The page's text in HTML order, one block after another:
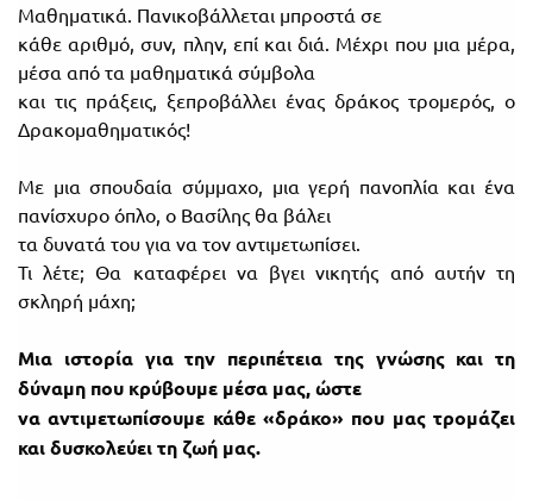
Μαθηματικά. Πανικοβάλλεται μπροστά σε
κάθε αριθμό, συν, πλην, επί και διά. Μέχρι που μια μέρα,
μέσα από τα μαθηματικά σύμβολα
και τις πράξεις, ξεπροβάλλει ένας δράκος τρομερός, ο
Δρακομαθηματικός!
Με μια σπουδαία σύμμαχο, μια γερή πανοπλία και ένα
πανίσχυρο όπλο, ο Βασίλης θα βάλει
τα δυνατά του για να τον αντιμετωπίσει.
Τι λέτε; Θα καταφέρει να βγει νικητής από αυτήν τη
σκληρή μάχη;
Μια ιστορία για την περιπέτεια της γνώσης και τη
δύναμη που κρύβουμε μέσα μας, ώστε
να αντιμετωπίσουμε κάθε «δράκο» που μας τρομάζει
και δυσκολεύει τη ζωή μας.